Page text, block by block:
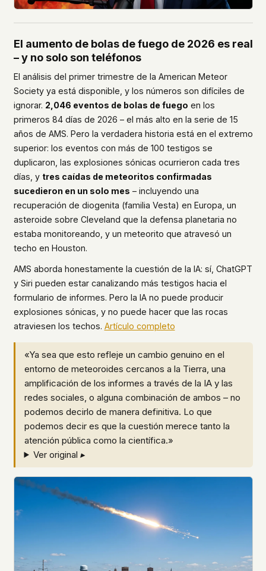
El aumento de bolas de fuego de 2026 es real
– y no solo son teléfonos
El análisis del primer trimestre de la American Meteor
Society ya está disponible, y los números son difíciles de
ignorar. 2,046 eventos de bolas de fuego en los
primeros 84 días de 2026 – el más alto en la serie de 15
años de AMS. Pero la verdadera historia está en el extremo
superior: los eventos con más de 100 testigos se
duplicaron, las explosiones sónicas ocurrieron cada tres
días, y tres caídas de meteoritos confirmadas
sucedieron en un solo mes – incluyendo una
recuperación de diogenita (familia Vesta) en Europa, un
asteroide sobre Cleveland que la defensa planetaria no
estaba monitoreando, y un meteorito que atravesó un
techo en Houston.
AMS aborda honestamente la cuestión de la IA: sí, ChatGPT
y Siri pueden estar canalizando más testigos hacia el
formulario de informes. Pero la IA no puede producir
explosiones sónicas, y no puede hacer que las rocas
atraviesen los techos. Artículo completo
«Ya sea que esto refleje un cambio genuino en el
entorno de meteoroides cercanos a la Tierra, una
amplificación de los informes a través de la IA y las
redes sociales, o alguna combinación de ambos – no
podemos decirlo de manera definitiva. Lo que
podemos decir es que la cuestión merece tanto la
atención pública como la científica.»
Ver original ▸